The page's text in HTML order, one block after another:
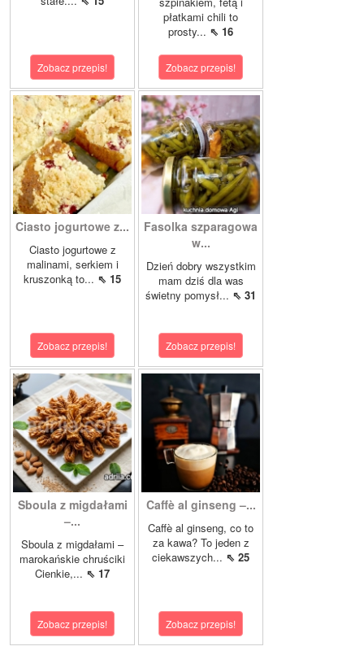
Zobacz przepis!
płatkami chili to
prosty... ⇖ 16
Zobacz przepis!
Ciasto jogurtowe z...
Ciasto jogurtowe z
malinami, serkiem i
kruszonką to... ⇖ 15
Zobacz przepis!
Fasolka szparagowa
w...
Dzień dobry wszystkim
mam dziś dla was
świetny pomysł... ⇖ 31
Zobacz przepis!
Sboula z migdałami
–...
Sboula z migdałami –
marokańskie chruściki
Cienkie,... ⇖ 17
Zobacz przepis!
Caffè al ginseng –...
Caffè al ginseng, co to
za kawa? To jeden z
ciekawszych... ⇖ 25
Zobacz przepis!